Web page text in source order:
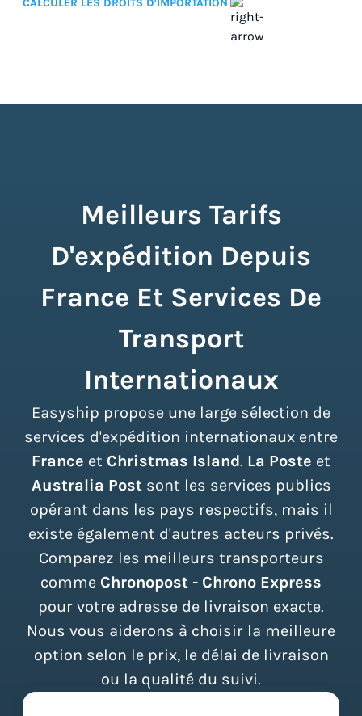
CALCULER LES DROITS D'IMPORTATION
Meilleurs Tarifs
D'expédition Depuis
France Et Services De
Transport
Internationaux
Easyship propose une large sélection de
services d'expédition internationaux entre
France et Christmas Island. La Poste et
Australia Postsont les services publics
opérant dans les pays respectifs, mais il
existe également d'autres acteurs privés.
Comparez les meilleurs transporteurs
comme Chronopost - Chrono Express
pour votre adresse de livraison exacte.
Nous vous aiderons à choisir la meilleure
option selon le prix, le délai de livraison
ou la qualité du suivi.